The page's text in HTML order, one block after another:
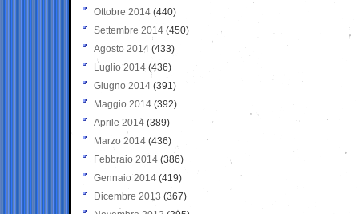
Ottobre 2014 (440)
Settembre 2014 (450)
Agosto 2014 (433)
Luglio 2014 (436)
Giugno 2014 (391)
Maggio 2014 (392)
Aprile 2014 (389)
Marzo 2014 (436)
Febbraio 2014 (386)
Gennaio 2014 (419)
Dicembre 2013 (367)